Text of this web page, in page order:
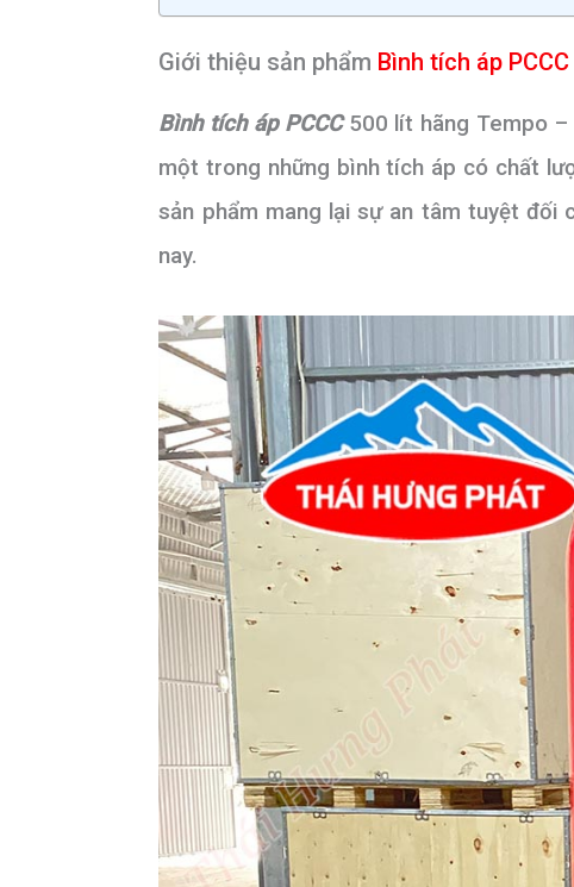
Giới thiệu sản phẩm Bình tích áp PCCC
Bình tích áp PCCC500 lít hãng Tempo
một trong những bình tích áp có chất
sản phẩm mang lại sự an tâm tuyệt đối
nay.